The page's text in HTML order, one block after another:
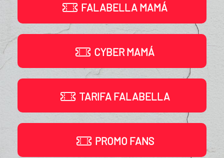
FALABELLA MAMÁ
CYBER MAMÁ
TARIFA FALABELLA
PROMO FANS